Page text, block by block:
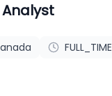
FULL_TIME